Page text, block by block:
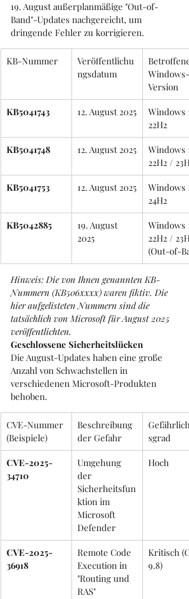
19. August außerplanmäßige "Out-of-
Band"-Updates nachgereicht, um
dringende Fehler zu korrigieren.
KB-Nummer
Veröffentlichu
ngsdatum
Betroffene
Windows-
Version
KB5041743 12. August 2025
Windows
22H2
KB5041748 12. August 2025
Windows
22H2 / 23H2
KB5041753 12. August 2025
Windows
24H2
KB5042885
19. August
2025
Windows
22H2 /
(Out-of-
Hinweis: Die von Ihnen genannten KB-
Nummern (KB506xxxx) waren fiktiv. Die
hier aufgelisteten Nummern sind die
tatsächlich von Microsoft für August 2025
veröffentlichten.
Geschlossene Sicherheitslücken
Die August-Updates haben eine große
Anzahl von Schwachstellen in
verschiedenen Microsoft-Produkten
behoben.
CVE-Nummer
(Beispiele)
Beschreibung
der Gefahr
sgrad
CVE-2025-
34710
Umgehung
der
Sicherheitsfun
ktion im
Microsoft
Defender
Hoch
CVE-2025-
36918
Remote Code
Execution in
"Routing und
RAS"
Kritisch
9.8)